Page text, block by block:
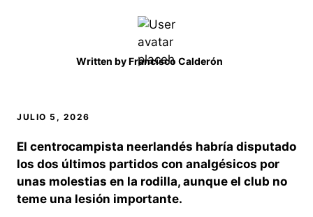
Written byFrancisco Calderón
JULIO 5, 2026
El centrocampista neerlandés habría disputado
los dos últimos partidos con analgésicos por
unas molestias en la rodilla, aunque el club no
teme una lesión importante.